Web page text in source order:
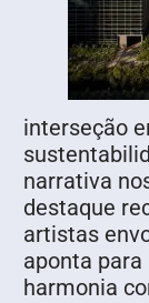
interseção
narrativa
destaque
artistas
aponta
harmonia